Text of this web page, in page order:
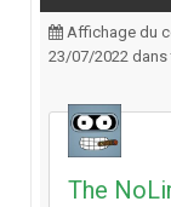
Affichage du
23/07/2022
The